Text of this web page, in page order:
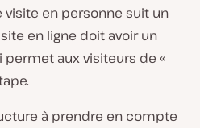
visite en personne suit un
en ligne doit avoir un
aux visiteurs de «
à prendre en compte